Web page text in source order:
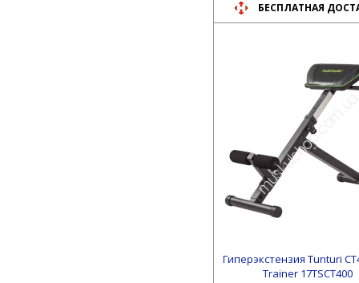
БЕСПЛАТНАЯ
Гиперэкстензия Tunturi
Trainer 17TSCT400